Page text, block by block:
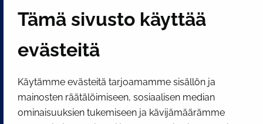
Tämä sivusto käyttää
evästeitä
Käytämme evästeitä tarjoamamme sisällön ja
mainosten räätälöimiseen, sosiaalisen median
ominaisuuksien tukemiseen ja kävijämäärämme
Facebook Instagram YouTube